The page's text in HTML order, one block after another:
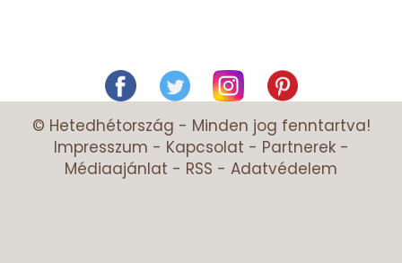
© Hetedhétország - Minden jog fenntartva!
Impresszum - Kapcsolat - Partnerek-
Médiaajánlat - RSS - Adatvédelem